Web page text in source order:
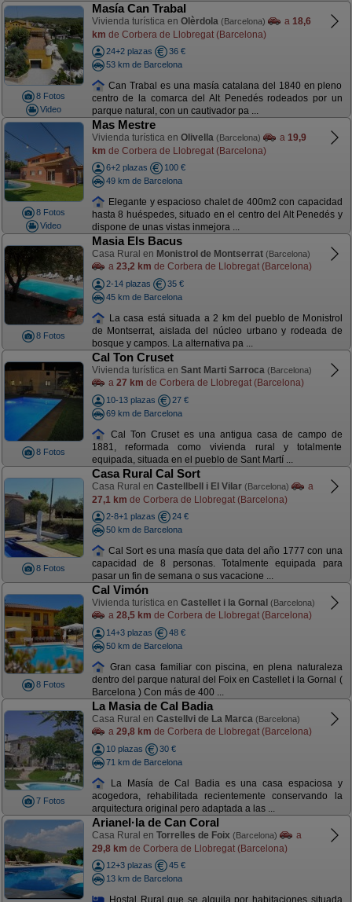
8 Fotos
Video
Masía Can Trabal
Vivienda turística en Olèrdola (Barcelona) a 18,6
km de Corbera de Llobregat (Barcelona)
24+2 plazas
36 €
53 km de Barcelona
Can Trabal es una masía catalana del 1840 en pleno
centro de la comarca del Alt Penedés rodeados por un
parque natural, con un cautivador pa ...
8 Fotos
Video
Mas Mestre
Vivienda turística en Olivella (Barcelona) a 19,9
km de Corbera de Llobregat (Barcelona)
6+2 plazas
100 €
49 km de Barcelona
Elegante y espacioso chalet de 400m2 con capacidad
hasta 8 huéspedes, situado en el centro del Alt Penedés y
dispone de unas vistas inmejora ...
8 Fotos
Masia Els Bacus
Casa Rural en Monistrol de Montserrat (Barcelona)
a 23,2 km de Corbera de Llobregat (Barcelona)
2-14 plazas
35 €
45 km de Barcelona
La casa está situada a 2 km del pueblo de Monistrol
de Montserrat, aislada del núcleo urbano y rodeada de
bosque y campos. La alternativa pa ...
8 Fotos
Cal Ton Cruset
Vivienda turística en Sant Marti Sarroca (Barcelona)
a 27 km de Corbera de Llobregat (Barcelona)
10-13 plazas
27 €
69 km de Barcelona
Cal Ton Cruset es una antigua casa de campo de
1881, reformada como vivienda rural y totalmente
equipada, situada en el pueblo de Sant Martí ...
8 Fotos
Casa Rural Cal Sort
Casa Rural en Castellbell i El Vilar (Barcelona)
a
27,1 km de Corbera de Llobregat (Barcelona)
2-8+1 plazas
24 €
50 km de Barcelona
Cal Sort es una masía que data del año 1777 con una
capacidad de 8 personas. Totalmente equipada para
pasar un fin de semana o sus vacacione ...
8 Fotos
Cal Vimón
Vivienda turística en Castellet i la Gornal (Barcelona)
a 28,5 km de Corbera de Llobregat (Barcelona)
14+3 plazas
48 €
50 km de Barcelona
Gran casa familiar con piscina, en plena naturaleza
dentro del parque natural del Foix en Castellet i la Gornal (
Barcelona ) Con más de 400 ...
7 Fotos
La Masia de Cal Badia
Casa Rural en Castellvi de La Marca (Barcelona)
a 29,8 km de Corbera de Llobregat (Barcelona)
10 plazas
30 €
71 km de Barcelona
La Masía de Cal Badia es una casa espaciosa y
acogedora, rehabilitada recientemente conservando la
arquitectura original pero adaptada a las ...
Arianel·la de Can Coral
Casa Rural en Torrelles de Foix (Barcelona)
a
29,8 km de Corbera de Llobregat (Barcelona)
12+3 plazas
45 €
13 km de Barcelona
Hostal Rural que se alquila por habitaciones situada